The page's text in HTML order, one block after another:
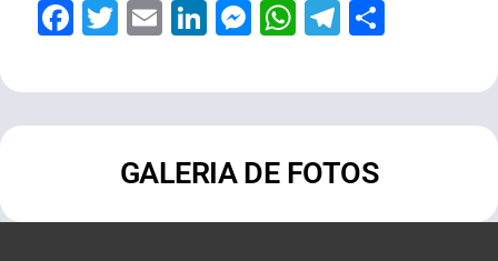
Facebook
Twitter
EmailLinkedIn
Messenger
WhatsApp
Telegram
GALERIA DE FOTOS